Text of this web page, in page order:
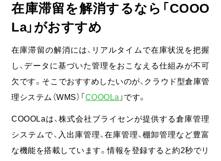
在庫滞留を解消するなら「COOO
La」がおすすめ
在庫滞留の解消には、リアルタイムで在庫状況を把握
し、データに基づいた管理をおこなえる仕組みが不可
欠です。そこでおすすめしたいのが、クラウド型倉庫管
理システム（WMS）「 COOOLa 」です。
COOOLaは、株式会社ブライセンが提供する倉庫管理
システムで、入出庫管理、在庫管理、棚卸管理など豊富
な機能を搭載しています。情報を登録すると約2秒でリ